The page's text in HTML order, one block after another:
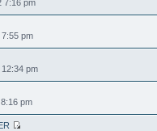
7:16 pm
7:55 pm
12:34 pm
pm